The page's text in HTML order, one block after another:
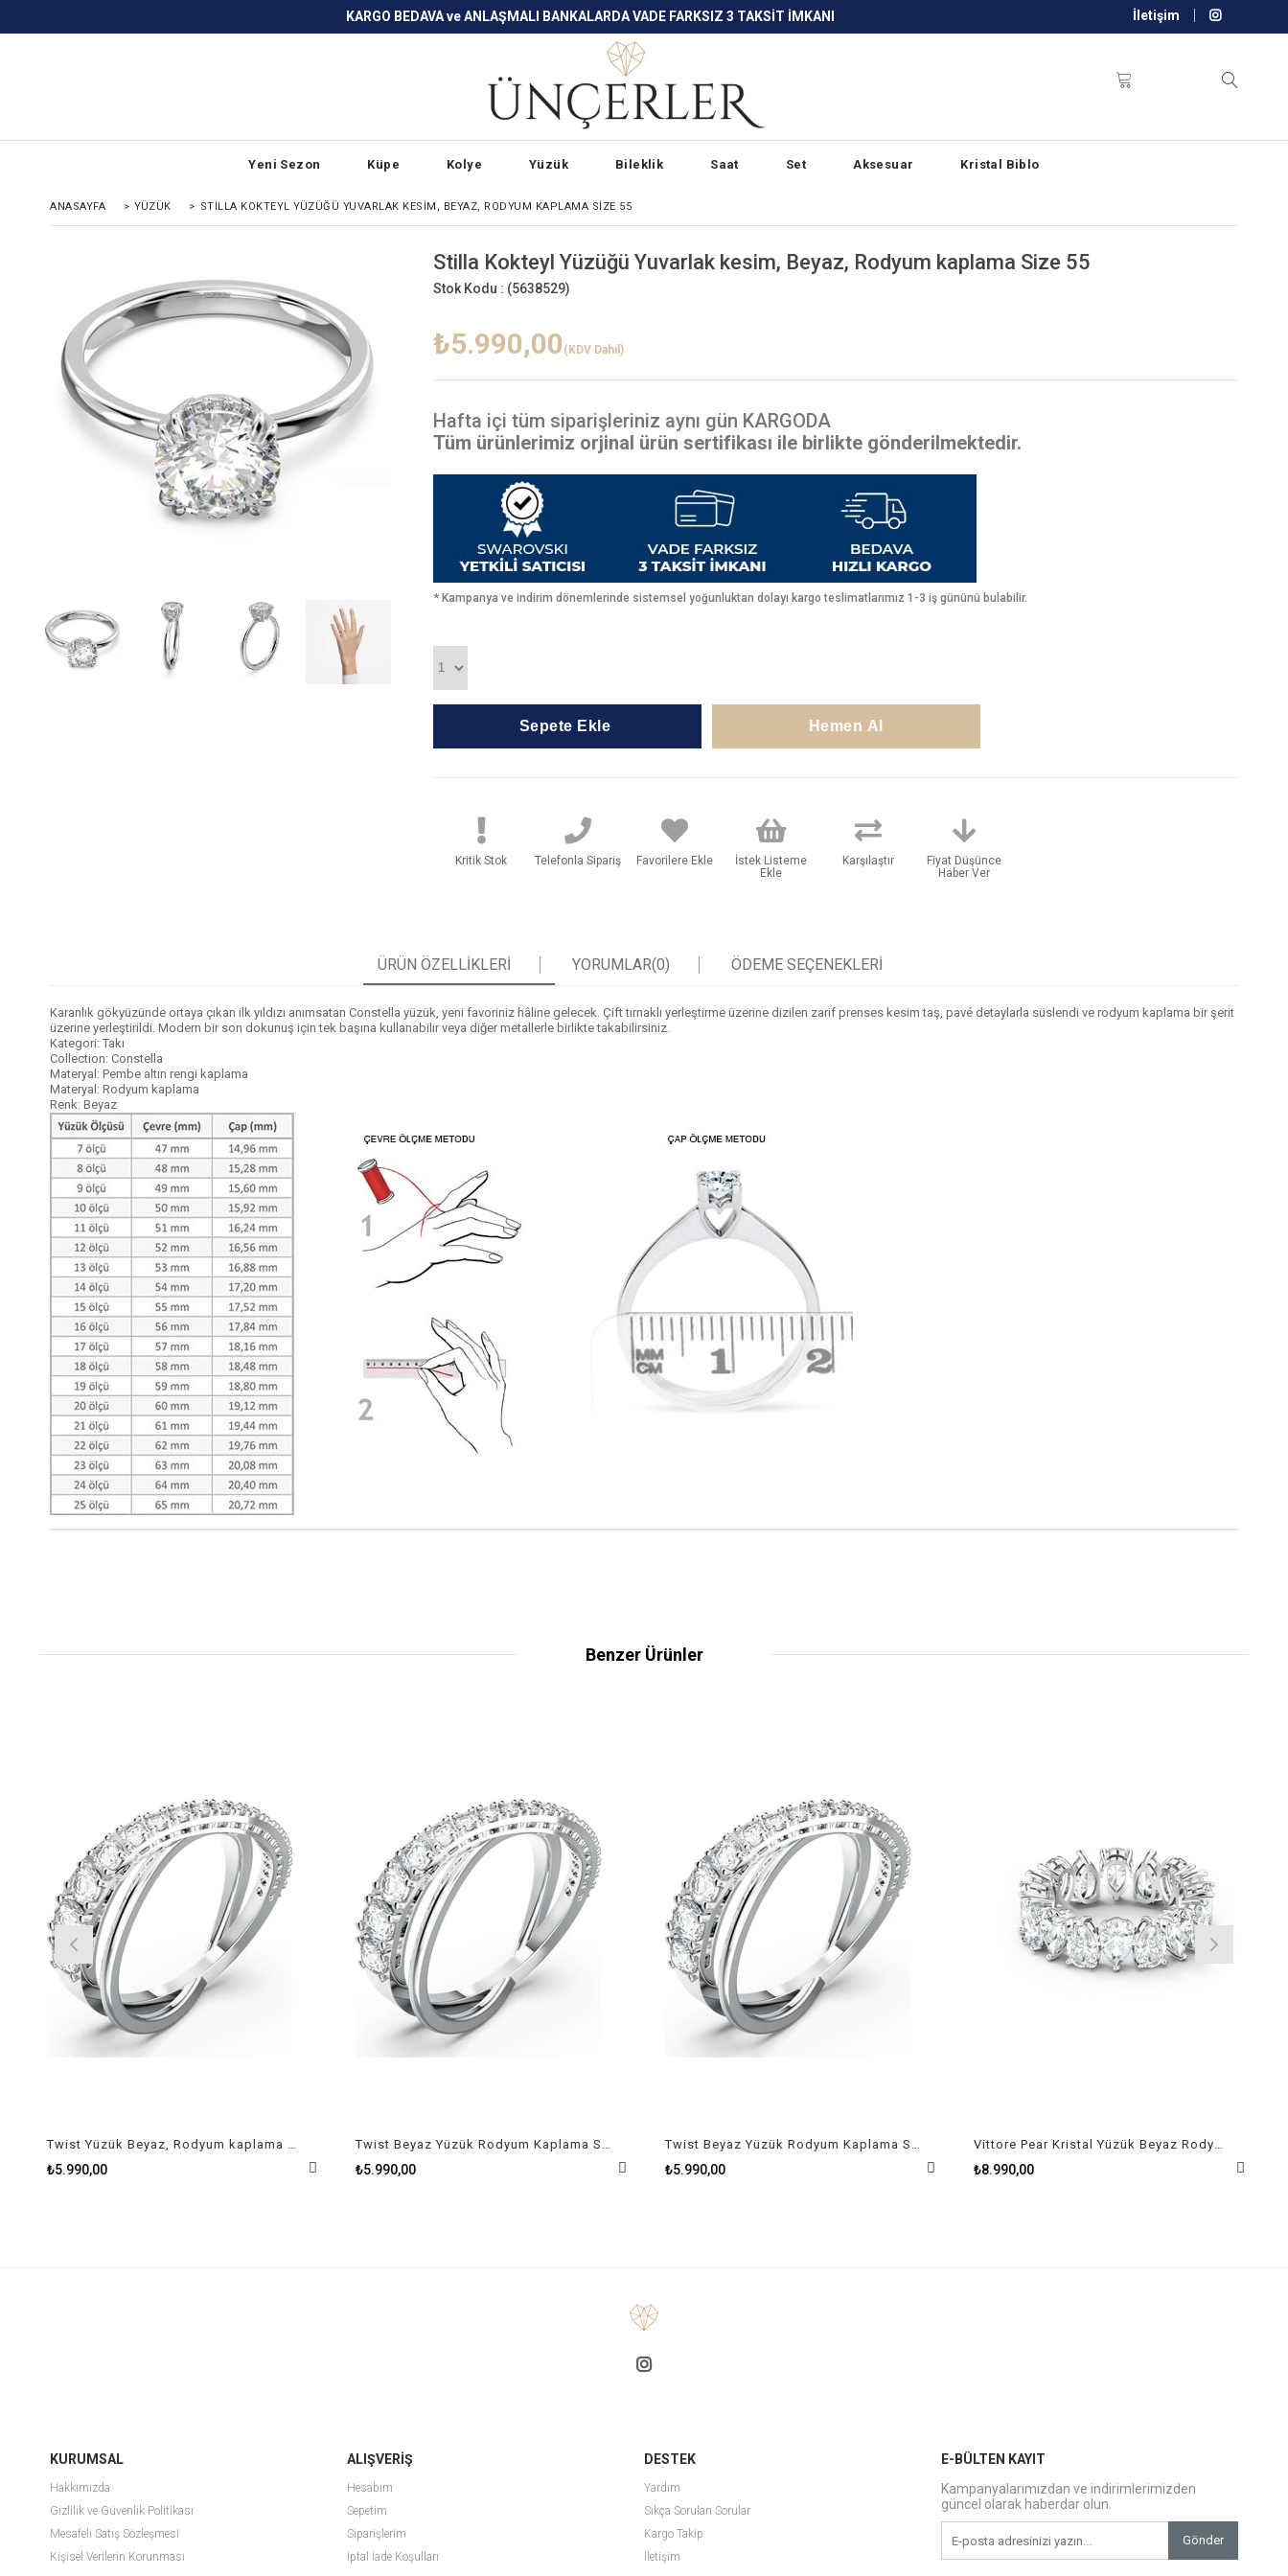
KARGO BEDAVA ve ANLAŞMALI BANKALARDA VADE FARKSIZ 3 TAKSİT İMKANI İletişim
Yeni Sezon Küpe Kolye Yüzük Bileklik Saat Set Aksesuar Kristal Biblo
ANASAYFA > YÜZÜK > STILLA KOKTEYL YÜZÜĞÜ YUVARLAK KESIM, BEYAZ, RODYUM KAPLAMA SIZE 55
Stilla Kokteyl Yüzüğü Yuvarlak kesim, Beyaz, Rodyum kaplama Size 55
Stok Kodu : (5638529)
₺5.990,00 (KDV Dahil)
Hafta içi tüm siparişleriniz aynı gün KARGODA
Tüm ürünlerimiz orjinal ürün sertifikası ile birlikte gönderilmektedir.
* Kampanya ve indirim dönemlerinde sistemsel yoğunluktan dolayı kargo teslimatlarımız 1-3 iş gününü bulabilir.
Kritik Stok Telefonla Sipariş Favorilere Ekle
İstek Listeme
Ekle
Karşılaştır
Fiyat Düşünce
Haber Ver
ÜRÜN ÖZELLIKLERI YORUMLAR(0) ÖDEME SEÇENEKLERI
Karanlık gökyüzünde ortaya çıkan ilk yıldızı anımsatan Constella yüzük, yeni favoriniz hâline gelecek. Çift tırnaklı yerleştirme üzerine dizilen zarif prenses kesim taş, pavé detaylarla süslendi ve rodyum kaplama bir şerit
üzerine yerleştirildi. Modern bir son dokunuş için tek başına kullanabilir veya diğer metallerle birlikte takabilirsiniz.
Kategori: Takı
Collection: Constella
Materyal: Pembe altın rengi kaplama
Materyal: Rodyum kaplama
Renk: Beyaz
Benzer Ürünler
Twist Yüzük Beyaz, Rodyum kaplama Size 50
₺5.990,00
Twist Beyaz Yüzük Rodyum Kaplama Size 58
₺5.990,00
Twist Beyaz Yüzük Rodyum Kaplama Size 52
₺5.990,00
Vittore Pear Kristal Yüzük Beyaz Rodyum Kaplama Size 58
₺8.990,00
KURUMSAL
Hakkımızda
Gizlilik ve Güvenlik Politikası
Mesafeli Satış Sözleşmesi
Kişisel Verilerin Korunması
ALIŞVERİŞ
Hesabım
Sepetim
Siparişlerim
İptal İade Koşulları
DESTEK
Yardım
Sıkça Sorulan Sorular
Kargo Takip
İletişim
E-BÜLTEN KAYIT
Kampanyalarımızdan ve indirimlerimizden
güncel olarak haberdar olun.
Gönder